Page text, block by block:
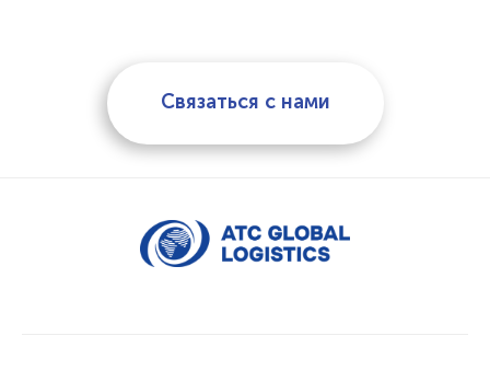
Связаться с нами